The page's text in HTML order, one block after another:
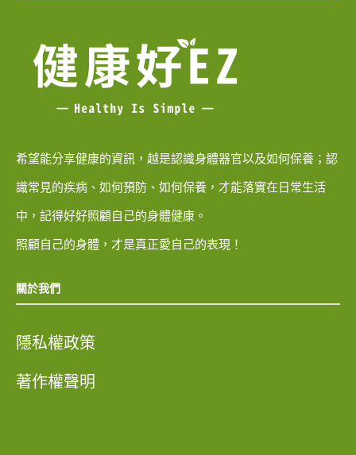
希望能分享健康的資訊，越是認識身體器官以及如何保養；認
識常見的疾病、如何預防、如何保養，才能落實在日常生活
中，記得好好照顧自己的身體健康。
照顧自己的身體，才是真正愛自己的表現！
關於我們
隱私權政策
著作權聲明